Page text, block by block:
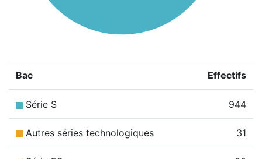
Bac Effectifs
Série S 944
Autres séries technologiques 31